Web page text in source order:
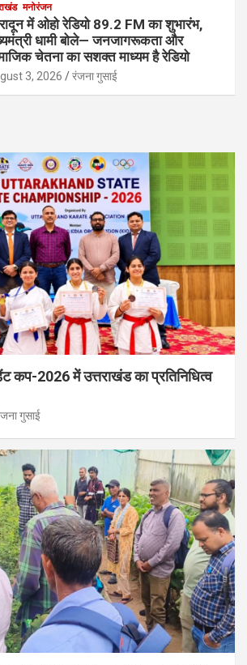
मनोरंजन
में ओहो रेडियो 89.2 FM का शुभारंभ,
धामी बोले— जनजागरूकता और
चेतना का सशक्त माध्यम है रेडियो
3, 2026 रंजना गुसाई
कप-2026 में उत्तराखंड का प्रतिनिधित्व
गुसाई